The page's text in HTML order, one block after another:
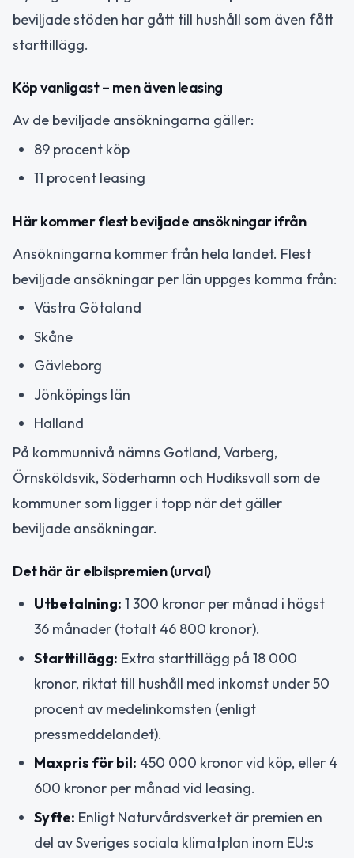
beviljade stöden har gått till hushåll som även fått
starttillägg.
Köp vanligast – men även leasing
Av de beviljade ansökningarna gäller:
89 procent köp
11 procent leasing
Här kommer flest beviljade ansökningar ifrån
Ansökningarna kommer från hela landet. Flest
beviljade ansökningar per län uppges komma från:
Västra Götaland
Skåne
Gävleborg
Jönköpings län
Halland
På kommunnivå nämns Gotland, Varberg,
Örnsköldsvik, Söderhamn och Hudiksvall som de
kommuner som ligger i topp när det gäller
beviljade ansökningar.
Det här är elbilspremien (urval)
Utbetalning: 1 300 kronor per månad i högst
36 månader (totalt 46 800 kronor).
Starttillägg: Extra starttillägg på 18 000
kronor, riktat till hushåll med inkomst under 50
procent av medelinkomsten (enligt
pressmeddelandet).
Maxpris för bil: 450 000 kronor vid köp, eller 4
600 kronor per månad vid leasing.
Syfte: Enligt Naturvårdsverket är premien en
del av Sveriges sociala klimatplan inom EU:s